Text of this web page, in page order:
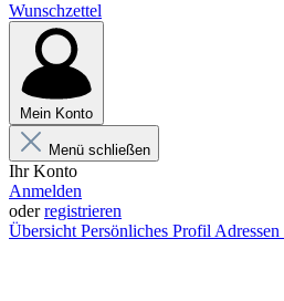
Wunschzettel
Mein Konto
Menü schließen
Ihr Konto
Anmelden
oderregistrieren
Übersicht Persönliches Profil Adressen